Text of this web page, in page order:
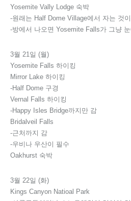
Yosemite Vally Lodge 숙박
-원래는 Half Dome Village에서 자는 것
-방에서 나오면 Yosemite Falls가 그냥
3월 21일 (월)
Yosemite Falls 하이킹
Mirror Lake 하이킹
-Half Dome 구경
Vernal Falls 하이킹
-Happy Isles Bridge까지만 감
Bridalveil Falls
-근처까지 감
-우비나 우산이 필수
Oakhurst 숙박
3월 22일 (화)
Kings Canyon Natioal Park